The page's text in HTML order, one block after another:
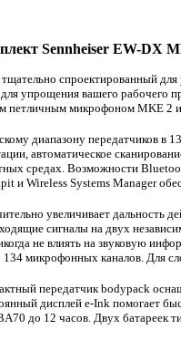
Sennheiser EW-DX
спроектированный
упрощения вашего рабочего
микрофоном MKE 2
диапазону передатчиков
автоматическое
средах. Возможности
и Wireless Systems Manager
увеличивает
сигналы на двух
не влиять на звуковую
микрофонных каналов. Для
передатчик bodypack
дисплей e-Ink помогает
до 12 часов. Двух